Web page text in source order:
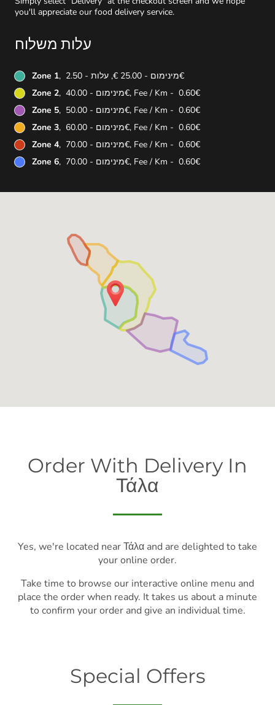
you'll appreciate our food delivery service.
עלות משלוח
Zone 1
, מינימום - ‏25.00 ‏€, עלות - ‏2.50 ‏€
Zone 2
, מינימום - ‏40.00 ‏€, Fee / Km - ‏0.60 ‏€
Zone 5
, מינימום - ‏50.00 ‏€, Fee / Km - ‏0.60 ‏€
Zone 3
, מינימום - ‏60.00 ‏€, Fee / Km - ‏0.60 ‏€
Zone 4
, מינימום - ‏70.00 ‏€, Fee / Km - ‏0.60 ‏€
Zone 6
, מינימום - ‏70.00 ‏€, Fee / Km - ‏0.60 ‏€
Order With Delivery In
Τάλα
Yes, we're located near Τάλα and are delighted to take
your online order.
Take time to browse our interactive online menu and
place the order when ready. It takes us about a minute
to confirm your order and give an individual time.
Special Offers